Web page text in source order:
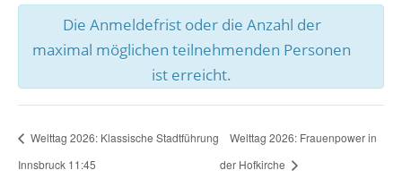
Die Anmeldefrist oder die Anzahl der
maximal möglichen teilnehmenden Personen
ist erreicht.
Welttag 2026: Klassische Stadtführung
Innsbruck 11:45
Welttag 2026: Frauenpower in
der Hofkirche